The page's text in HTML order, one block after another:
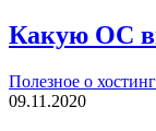
Какую ОС
Полезное о
09.11.2020